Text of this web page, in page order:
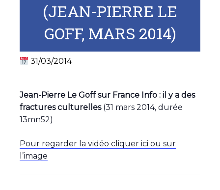
(JEAN-PIERRE LE
GOFF, MARS 2014)
31/03/2014
Jean-Pierre Le Goff sur France Info : il y a des
fractures culturelles(31 mars 2014, durée
13mn52)
Pour regarder la vidéo cliquer ici ou sur
l’image